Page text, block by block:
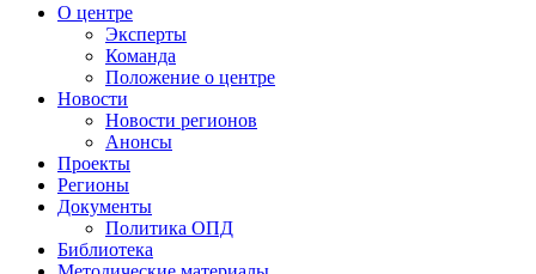
О центре
Эксперты
Команда
Положение о центре
Новости
Новости регионов
Анонсы
Проекты
Регионы
Документы
Политика ОПД
Библиотека